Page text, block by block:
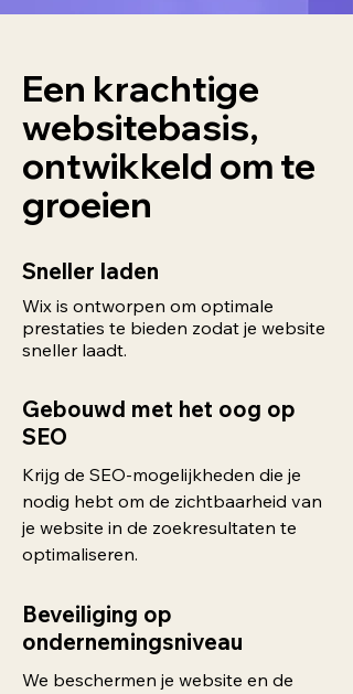
Een krachtige
websitebasis,
ontwikkeld om te
groeien
Sneller laden
Wix is ontworpen om optimale
prestaties te bieden zodat je website
sneller laadt.
Gebouwd met het oog op
SEO
Krijg de SEO-mogelijkheden die je
nodig hebt om de zichtbaarheid van
je website in de zoekresultaten te
optimaliseren.
Beveiliging op
ondernemingsniveau
We beschermen je website en de